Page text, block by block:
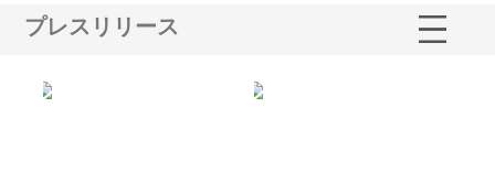
プレスリリース